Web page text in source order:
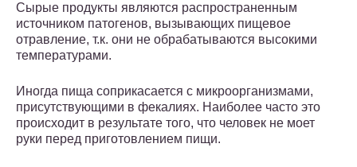
Сырые продукты являются распространенным
источником патогенов, вызывающих пищевое
отравление, т.к. они не обрабатываются высокими
температурами.
Иногда пища соприкасается с микроорганизмами,
присутствующими в фекалиях. Наиболее часто это
происходит в результате того, что человек не моет
руки перед приготовлением пищи.